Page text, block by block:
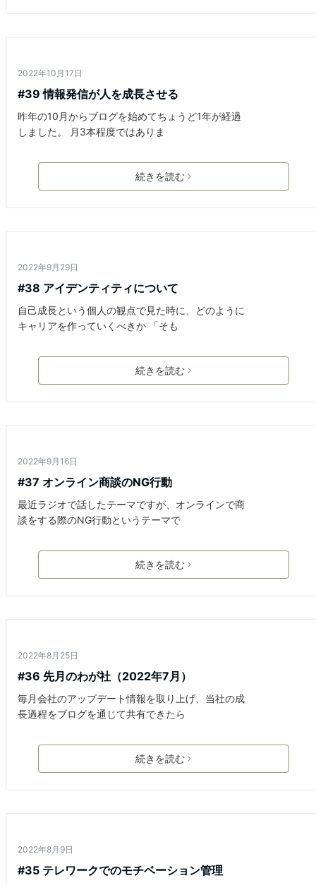
2022年10月17日
#39 情報発信が人を成長させる
昨年の10月からブログを始めてちょうど1年が経過
しました。 月3本程度ではありま
続きを読む
2022年9月29日
#38 アイデンティティについて
自己成長という個人の観点で見た時に、どのように
キャリアを作っていくべきか 「そも
続きを読む
2022年9月16日
#37 オンライン商談のNG行動
最近ラジオで話したテーマですが、オンラインで商
談をする際のNG行動というテーマで
続きを読む
2022年8月25日
#36 先月のわが社（2022年7月）
毎月会社のアップデート情報を取り上げ、当社の成
長過程をブログを通じて共有できたら
続きを読む
2022年8月9日
#35 テレワークでのモチベーション管理